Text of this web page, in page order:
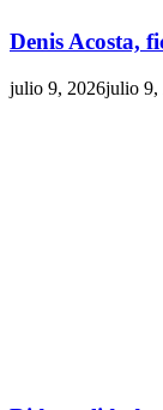
Denis Acosta,
julio 9, 2026julio 9,